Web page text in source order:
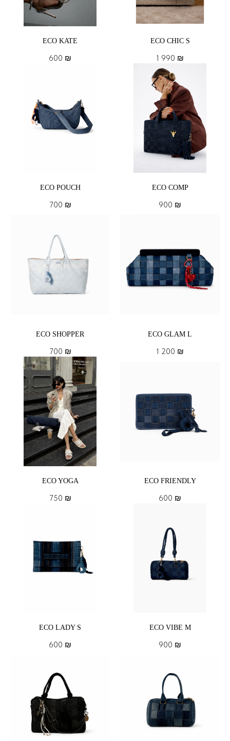
ECO KATE
600 ₪
ECO CHIC S
1 990 ₪
ECO POUCH
700 ₪
ECO COMP
900 ₪
ECO SHOPPER
700 ₪
ECO GLAM L
1 200 ₪
ECO YOGA
750 ₪
ECO FRIENDLY
600 ₪
ECO LADY S
600 ₪
ECO VIBE M
900 ₪